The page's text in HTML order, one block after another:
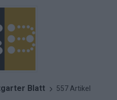
Blatt 557 Artikel